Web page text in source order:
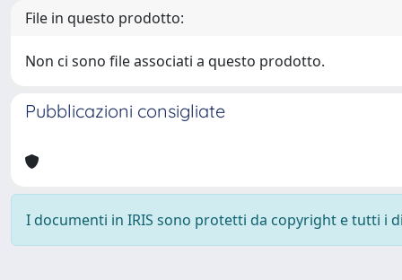
File in questo prodotto:
Non ci sono file associati a questo prodotto.
Pubblicazioni consigliate
I documenti in IRIS sono protetti da copyright e tutti i